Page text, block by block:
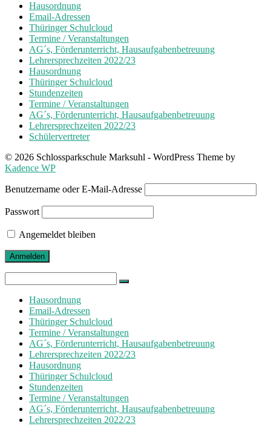
Hausordnung
Email-Adressen
Thüringer Schulcloud
Termine / Veranstaltungen
AG´s, Förderunterricht, Hausaufgabenbetreuung
Lehrersprechzeiten 2022/23
Hausordnung
Thüringer Schulcloud
Stundenzeiten
Termine / Veranstaltungen
AG´s, Förderunterricht, Hausaufgabenbetreuung
Lehrersprechzeiten 2022/23
Schülervertreter
© 2026 Schlossparkschule Marksuhl - WordPress Theme by
Kadence WP
Benutzername oder E-Mail-Adresse
Passwort
Angemeldet bleiben
for:
Hausordnung
Email-Adressen
Thüringer Schulcloud
Termine / Veranstaltungen
AG´s, Förderunterricht, Hausaufgabenbetreuung
Lehrersprechzeiten 2022/23
Hausordnung
Thüringer Schulcloud
Stundenzeiten
Termine / Veranstaltungen
AG´s, Förderunterricht, Hausaufgabenbetreuung
Lehrersprechzeiten 2022/23